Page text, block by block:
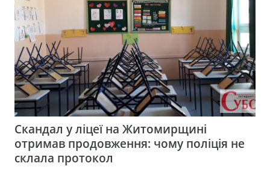
Скандал у ліцеї на Житомирщині
отримав продовження: чому поліція не
склала протокол